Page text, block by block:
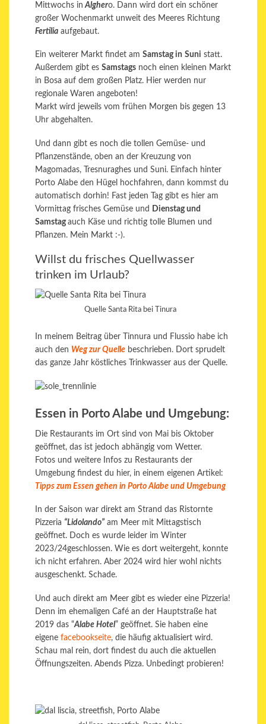
Mittwochs in Alghero. Dann wird dort ein schöner
großer Wochenmarkt unweit des Meeres Richtung
Fertilia aufgebaut.
Ein weiterer Markt findet am Samstag in Suni statt.
Außerdem gibt es Samstags noch einen kleinen Markt
in Bosa auf dem großen Platz. Hier werden nur
regionale Waren angeboten!
Markt wird jeweils vom frühen Morgen bis gegen 13
Uhr abgehalten.
Und dann gibt es noch die tollen Gemüse- und
Pflanzenstände, oben an der Kreuzung von
Magomadas, Tresnuraghes und Suni. Einfach hinter
Porto Alabe den Hügel hochfahren, dann kommst du
automatisch dorhin! Fast jeden Tag gibt es hier am
Vormittag frisches Gemüse und
Dienstag und
Samstagauch Käse und richtig tolle Blumen und
Pflanzen. Mein Markt :-).
Willst du frisches Quellwasser
trinken im Urlaub?
Quelle Santa Rita bei Tinura
In meinem Beitrag über Tinnura und Flussio habe ich
auch den Weg zur Quelle beschrieben. Dort sprudelt
das ganze Jahr köstliches Trinkwasser aus der Quelle.
Essen in Porto Alabe und Umgebung:
Die Restaurants im Ort sind von Mai bis Oktober
geöffnet, das ist jedoch abhängig vom Wetter.
Fotos und weitere Infos zu Restaurants der
Umgebung findest du hier, in einem eigenen Artikel:
Tipps zum Essen gehen in Porto Alabe und Umgebung
In der Saison war direkt am Strand das Ristornte
Pizzeria “Lidolando” am Meer mit Mittagstisch
geöffnet. Doch es wurde leider im Winter
2023/24geschlossen. Wie es dort weitergeht, konnte
ich nicht erfahren. Aber 2024 wird hier wohl nichts
ausgeschenkt. Schade.
Und auch direkt am Meer gibt es wieder eine Pizzeria!
Denn im ehemaligen Café an der Hauptstraße hat
2019 das “Alabe Hotel” geöffnet. Sie haben eine
eigene facebookseite, die häufig aktualisiert wird.
Schau mal rein, dort findest du auch die aktuellen
Öffnungszeiten. Abends Pizza. Unbedingt probieren!